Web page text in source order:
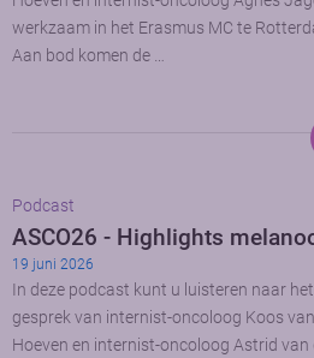
werkzaam in het Erasmus MC te
Aan bod komen de …
Podcast
ASCO26 - Highlights
19 juni 2026
In deze podcast kunt u luisteren naar het
gesprek van internist-oncoloog Koos
Hoeven en internist-oncoloog Astrid van